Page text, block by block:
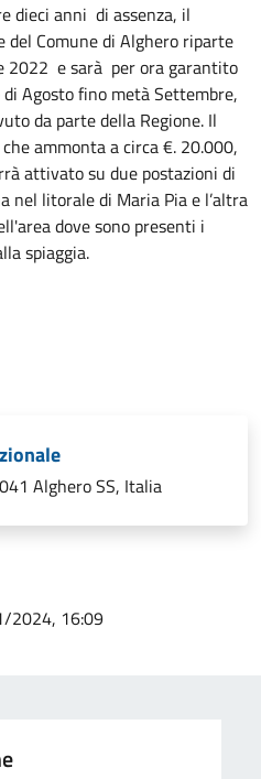
dieci anni di assenza, il
del Comune di Alghero riparte
2022 e sarà per ora garantito
Agosto fino metà Settembre,
da parte della Regione. Il
ammonta a circa €. 20.000,
attivato su due postazioni di
nel litorale di Maria Pia e l’altra
dove sono presenti i
spiaggia.
Alghero SS, Italia
2024, 16:09